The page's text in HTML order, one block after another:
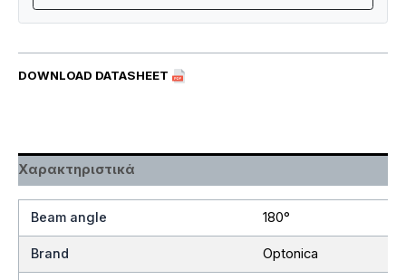
DOWNLOAD DATASHEET
Χαρακτηριστικά
Beam angle 180°
Brand Optonica